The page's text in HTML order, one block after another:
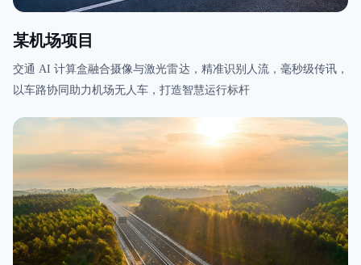
某机场项目
交通 AI 计算盒融合摄像与激光雷达，精准识别人流，毫秒级传讯，
以车路协同助力机场无人车，打造智慧运行标杆